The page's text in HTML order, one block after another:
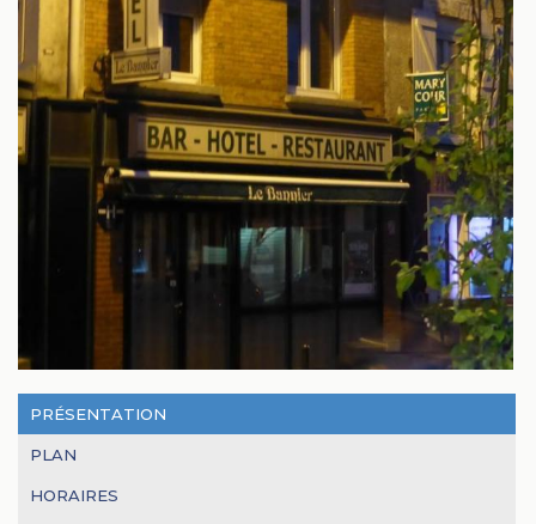
PRÉSENTATION
PLAN
HORAIRES